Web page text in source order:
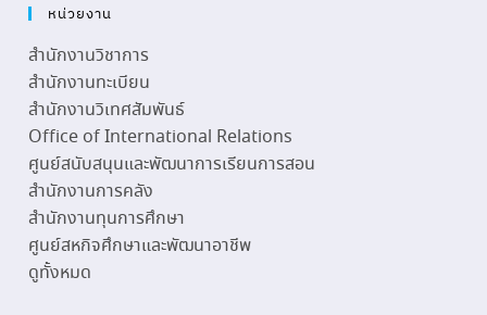
หน่วยงาน
สำนักงานวิชาการ
สำนักงานทะเบียน
สำนักงานวิเทศสัมพันธ์
Office of International Relations
ศูนย์สนับสนุนและพัฒนาการเรียนการสอน
สำนักงานการคลัง
สำนักงานทุนการศึกษา
ศูนย์สหกิจศึกษาและพัฒนาอาชีพ
ดูทั้งหมด